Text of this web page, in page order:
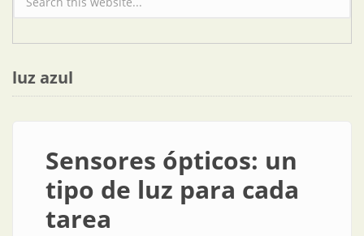
Formulario de búsqueda
luz azul
Sensores ópticos: un
tipo de luz para cada
tarea